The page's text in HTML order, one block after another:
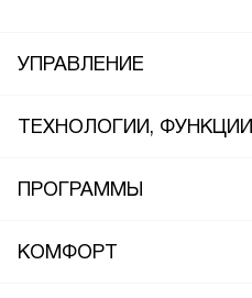
УПРАВЛЕНИЕ
ТЕХНОЛОГИИ, ФУНКЦИИ
ПРОГРАММЫ
КОМФОРТ